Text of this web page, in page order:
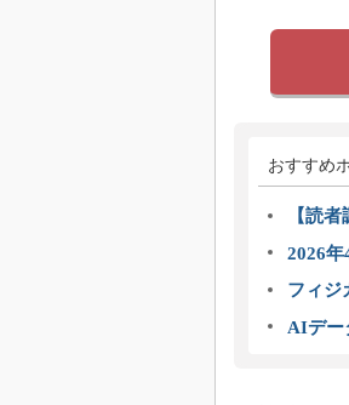
おすすめ
【読
2026
フィジ
AIデー